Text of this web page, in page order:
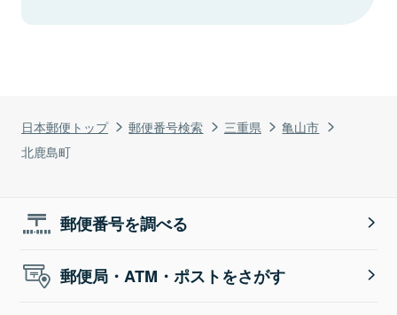
日本郵便トップ 郵便番号検索 三重県
亀山市
北鹿島町
郵便番号を調べる
郵便局・ATM・ポストをさがす